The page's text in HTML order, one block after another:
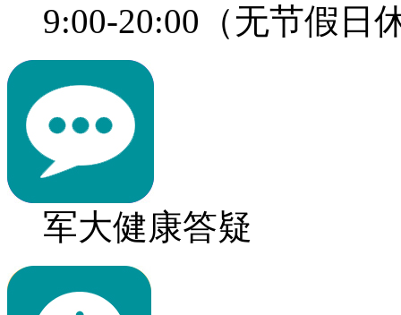
9:00-20:00（无节假日
军大健康答疑